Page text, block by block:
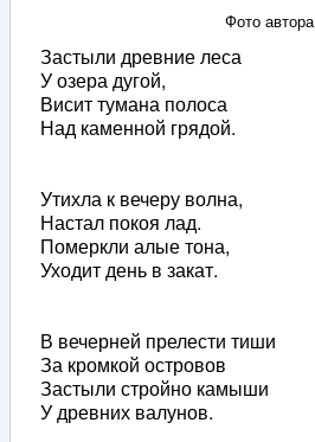
Фото автора
Застыли древние леса
У озера дугой,
Висит тумана полоса
Над каменной грядой.
Утихла к вечеру волна,
Настал покоя лад.
Померкли алые тона,
Уходит день в закат.
В вечерней прелести тиши
За кромкой островов
Застыли стройно камыши
У древних валунов.